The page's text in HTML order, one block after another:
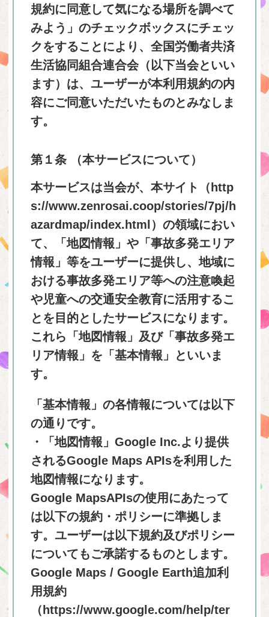
規約に同意して気になる場所を調べて
みよう」のチェックボックスにチェッ
クをすることにより、全国労働者共済
生活協同組合連合会（以下当会といい
ます）は、ユーザーが本利用規約の内
容にご同意いただいたものとみなしま
す。
第１条 （本サービスについて）
本サービスは当会が、本サイト（ http
s://www.zenrosai.coop/stories/7pj/h
azardmap/index.html ）の領域におい
て、「地図情報」や「事故多発エリア
情報」等をユーザーに提供し、地域に
おける事故多発エリア等への注意喚起
や児童への交通安全教育に活用するこ
とを目的としたサービスになります。
これら「地図情報」及び「事故多発エ
リア情報」を「基本情報」といいま
す。
「基本情報」の各情報については以下
の通りです。
・「地図情報」Google Inc.より提供
されるGoogle Maps APIsを利用した
地図情報になります。
Google MapsAPIsの使用にあたって
は以下の規約・ポリシーに準拠しま
す。ユーザーは以下規約及びポリシー
についてもご承諾するものとします。
Google Maps / Google Earth追加利
用規約
（ https://www.google.com/help/ter